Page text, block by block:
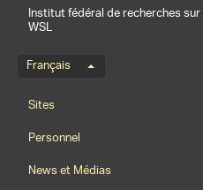
Institut fédéral de recherches
WSL
Menu de langue
Français
Footernavigation
Sites
Personnel
News et Médias